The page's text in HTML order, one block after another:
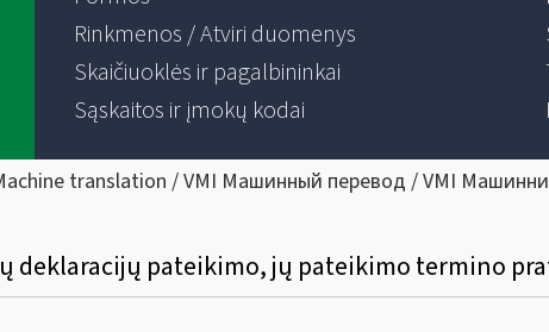
Rinkmenos / Atviri duomenys
Skaičiuoklės ir pagalbininkai
Sąskaitos ir įmokų kodai
translation / VMI Машинный перевод / VMI